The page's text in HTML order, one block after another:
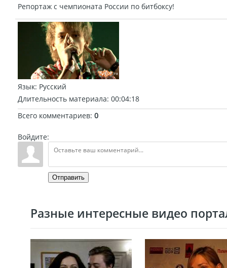
Репортаж с чемпионата России по битбоксу!
Язык: Русский
Длительность материала: 00:04:18
Всего комментариев: 0
Войдите:
Отправить
Разные интересные видео